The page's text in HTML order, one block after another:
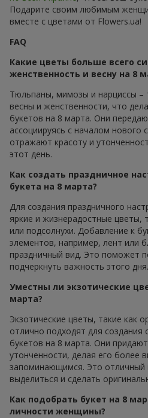
Подарите своим любимым
вместе с цветами от Flowers.ua!
FAQ
Какие цветы больше всего
женственность и весну на 8
Тюльпаны, мимозы и нарциссы –
весны и женственности, что
букетов на 8 марта. Они
ассоциируясь с началом нового
отражают красоту и
этот день.
Как создать праздничное
букета на 8 марта?
Для создания праздничного
яркие и жизнерадостные цветы,
или подсолнухи. Добавление к
элементов, например, лент или
праздничный вид. Это поможет
подчеркнуть важность этого дня.
Уместны ли экзотические
марта?
Экзотические цветы, такие как
отлично подходят для
букетов на 8 марта. Они
утонченности, делая его более
запоминающимся. Это отличный
выделиться и сделать
Как подобрать букет на 8
личности женщины?